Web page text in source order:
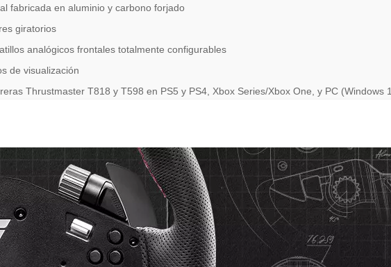
fabricada en aluminio y carbono forjado
giratorios
analógicos frontales totalmente configurables
de visualización
Thrustmaster T818 y T598 en PS5 y PS4, Xbox Series/Xbox One, y PC (Windows